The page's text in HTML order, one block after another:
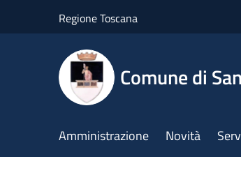
Regione Toscana
Comune di
Amministrazione Novità